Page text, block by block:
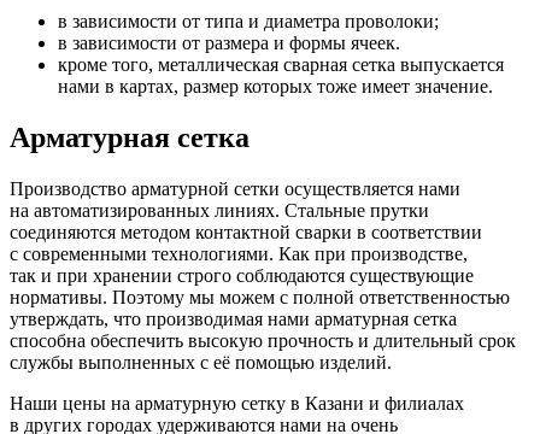
в зависимости от типа и диаметра проволоки;
в зависимости от размера и формы ячеек.
кроме того, металлическая сварная сетка выпускается
нами в картах, размер которых тоже имеет значение.
Арматурная сетка
Производство арматурной сетки осуществляется нами
на автоматизированных линиях. Стальные прутки
соединяются методом контактной сварки в соответствии
с современными технологиями. Как при производстве,
так и при хранении строго соблюдаются существующие
нормативы. Поэтому мы можем с полной ответственностью
утверждать, что производимая нами арматурная сетка
способна обеспечить высокую прочность и длительный срок
службы выполненных с её помощью изделий.
Наши цены на арматурную сетку в Казани и филиалах
в других городах удерживаются нами на очень